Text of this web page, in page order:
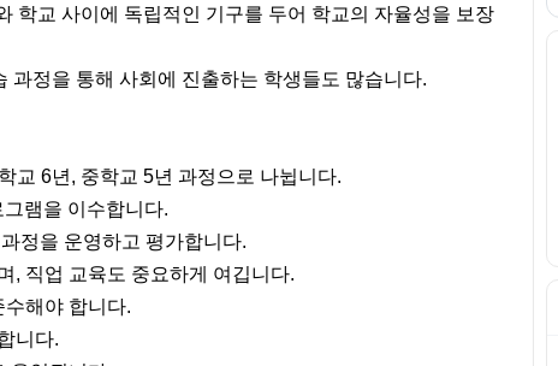
학교 사이에 독립적인 기구를 두어 학교의 자율성을 보장
과정을 통해 사회에 진출하는 학생들도 많습니다.
교 6년, 중학교 5년 과정으로 나뉩니다.
램을 이수합니다.
정을 운영하고 평가합니다.
, 직업 교육도 중요하게 여깁니다.
해야 합니다.
니다.